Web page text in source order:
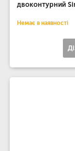
двоконтурний
Немає в наявності